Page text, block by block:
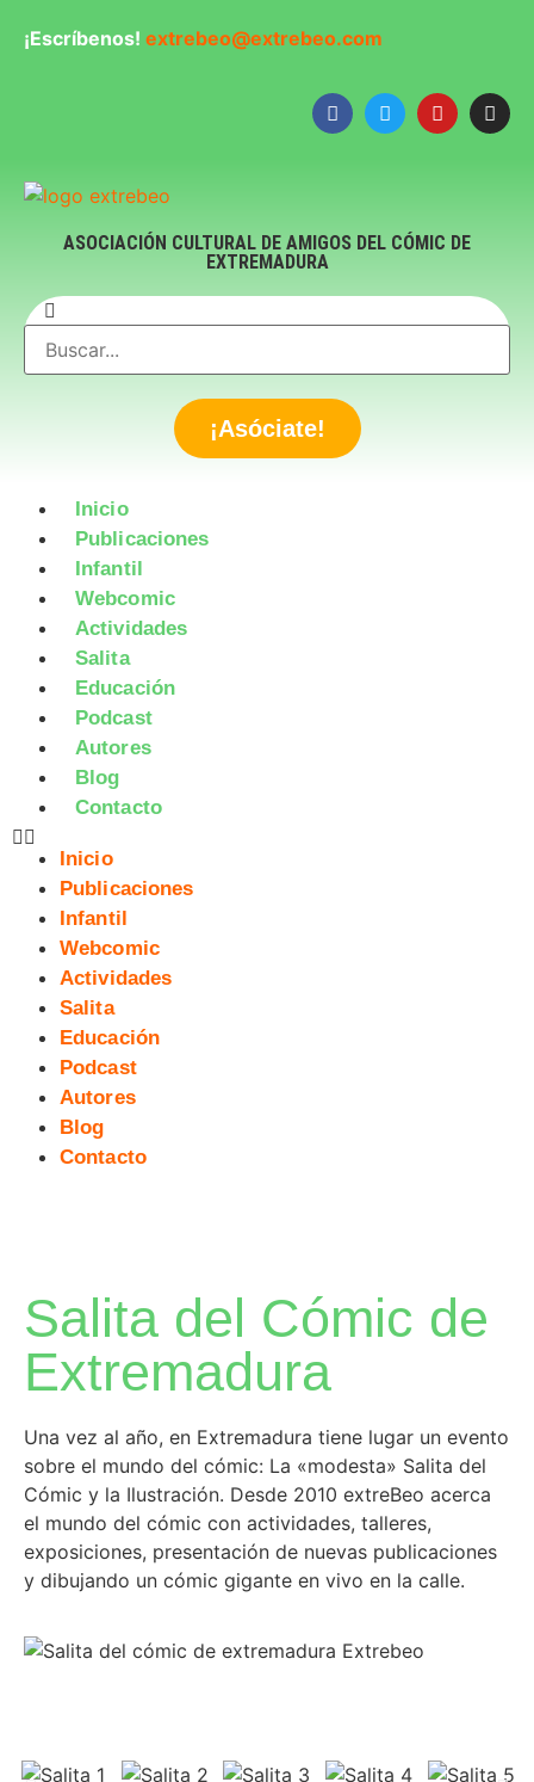
¡Escríbenos! extrebeo@extrebeo.com
ASOCIACIÓN CULTURAL DE AMIGOS DEL CÓMIC DE
EXTREMADURA
¡Asóciate!
Inicio
Publicaciones
Infantil
Webcomic
Actividades
Salita
Educación
Podcast
Autores
Blog
Contacto
Inicio
Publicaciones
Infantil
Webcomic
Actividades
Salita
Educación
Podcast
Autores
Blog
Contacto
Salita del Cómic de
Extremadura
Una vez al año, en Extremadura tiene lugar un evento
sobre el mundo del cómic: La «modesta» Salita del
Cómic y la Ilustración. Desde 2010 extreBeo acerca
el mundo del cómic con actividades, talleres,
exposiciones, presentación de nuevas publicaciones
y dibujando un cómic gigante en vivo en la calle.